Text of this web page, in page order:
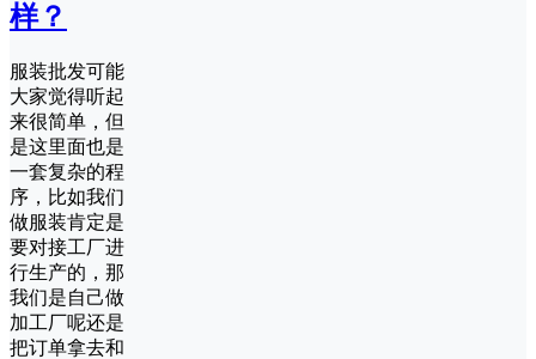
样？
服装批发可能
大家觉得听起
来很简单，但
是这里面也是
一套复杂的程
序，比如我们
做服装肯定是
要对接工厂进
行生产的，那
我们是自己做
加工厂呢还是
把订单拿去和